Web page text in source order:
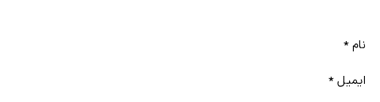
نام*
ایمیل*